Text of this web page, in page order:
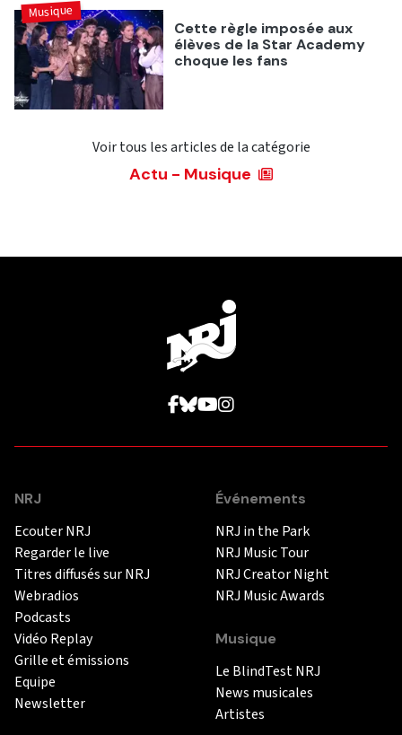
Cette règle imposée aux
élèves de la Star Academy
choque les fans
Musique
Voir tous les articles de la catégorie
Actu - Musique
NRJ
Ecouter NRJ
Regarder le live
Titres diffusés sur NRJ
Webradios
Podcasts
Vidéo Replay
Grille et émissions
Equipe
Newsletter
Événements
NRJ in the Park
NRJ Music Tour
NRJ Creator Night
NRJ Music Awards
Musique
Le BlindTest NRJ
News musicales
Artistes